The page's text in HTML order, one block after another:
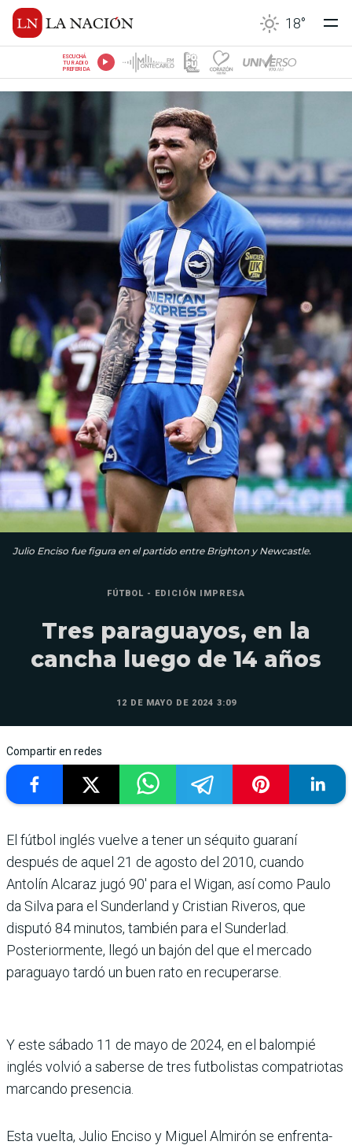
18°
ESCUCHÁ
TU RADIO
PREFERIDA
Julio Enciso fue figura en el partido entre Brighton y Newcastle.
FÚTBOL - EDICIÓN IMPRESA
Tres paraguayos, en la
cancha luego de 14 años
12 DE MAYO DE 2024 3:09
Compartir en redes
El fútbol inglés vuelve a tener un séquito gua­raní
después de aquel 21 de agosto del 2010, cuando
Antolín Alcaraz jugó 90′ para el Wigan, así como Paulo
da Silva para el Sunderland y Cristian Riveros, que
disputó 84 minutos, también para el Sunderlad.
Posteriormente, llegó un bajón del que el mer­cado
paraguayo tardó un buen rato en recuperarse.
Y este sábado 11 de mayo de 2024, en el balompié
inglés volvió a saberse de tres futbo­listas compatriotas
marcando presencia.
Esta vuelta, Julio Enciso y Miguel Almirón se enfrenta­